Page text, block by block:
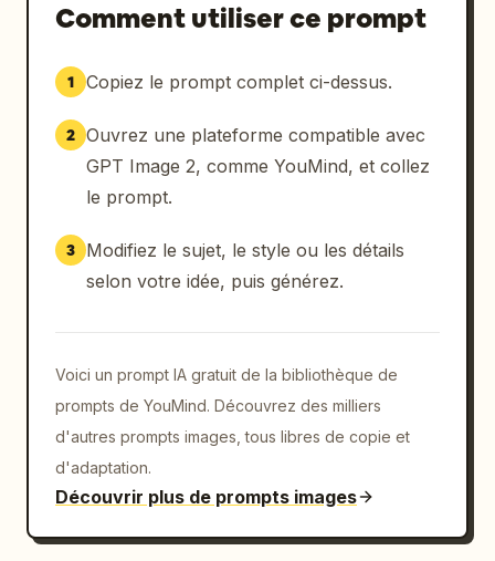
Contraintes : Générer uniquement les 8 icônes
supplémentaires, pas de légendes, pas de
simulation, pas de personnes au-delà de
l'avatar unique sans visage, et préserver la
composition blanche et aérée.
Comment utiliser ce prompt
1 Copiez le prompt complet ci-dessus.
2 Ouvrez une plateforme compatible avec
GPT Image 2, comme YouMind, et collez
le prompt.
3
Modifiez le sujet, le style ou les détails
selon votre idée, puis générez.
Voici un prompt IA gratuit de la bibliothèque de
prompts de YouMind. Découvrez des milliers
d'autres prompts images, tous libres de copie et
d'adaptation.
Découvrir plus de prompts images